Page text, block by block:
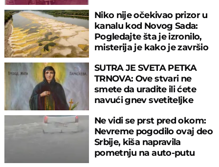
Niko nije očekivao prizor u
kanalu kod Novog Sada:
Pogledajte šta je izronilo,
misterija je kako je završio
SUTRA JE SVETA PETKA
TRNOVA: Ove stvari ne
smete da uradite ili ćete
navući gnev svetiteljke
Ne vidi se prst pred okom:
Nevreme pogodilo ovaj deo
Srbije, kiša napravila
pometnju na auto-putu